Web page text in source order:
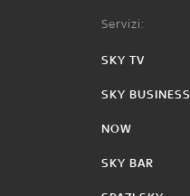
Servizi:
SKY TV
SKY BUSINESS
NOW
SKY BAR